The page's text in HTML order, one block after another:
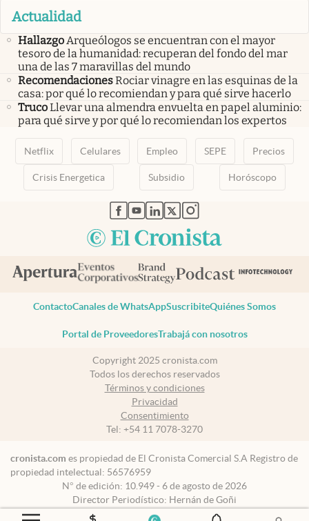
Actualidad
HallazgoArqueólogos se encuentran con el mayor
tesoro de la humanidad: recuperan del fondo del mar
una de las 7 maravillas del mundo
RecomendacionesRociar vinagre en las esquinas de la
casa: por qué lo recomiendan y para qué sirve hacerlo
TrucoLlevar una almendra envuelta en papel aluminio:
para qué sirve y por qué lo recomiendan los expertos
Netflix Celulares Empleo SEPE Precios
Crisis Energetica Subsidio Horóscopo
abre en nueva pestaña
abre en nueva pestaña
abre en nueva pestaña
abre en nueva pestaña
abre en nueva pestaña
ContactoCanales de WhatsAppSuscribiteQuiénes Somos
Portal de ProveedoresTrabajá con nosotros
Copyright 2025 cronista.com
Todos los derechos reservados
Términos y condiciones
Privacidad
Consentimiento
Tel: +54 11 7078-3270
cronista.com es propiedad de El Cronista Comercial S.A Registro de
propiedad intelectual: 56576959
N° de edición: 10.949 - 6 de agosto de 2026
Director Periodístico: Hernán de Goñi